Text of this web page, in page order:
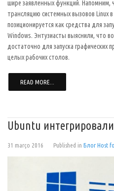
шире заявленных функций. Напомним,
трансляцию системных вызовов Linux
позиционируется как средства для
Windows. Энтузиасты выяснили, что
достаточно для запуска графических
целых рабочих столов.
READ MORE...
Ubuntu
31 março 2016 Published in Блог Host